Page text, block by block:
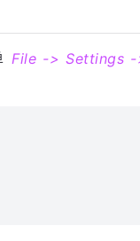
File -> Settings